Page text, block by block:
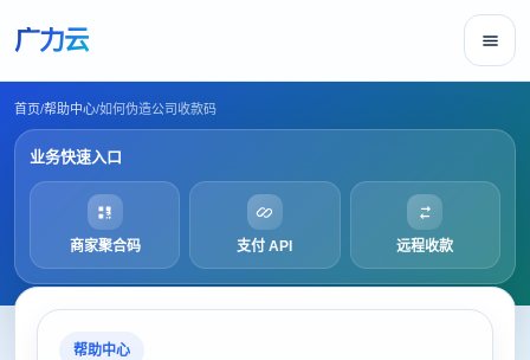
广力云
首页/帮助中心/如何伪造公司收款码
业务快速入口
商家聚合码 支付 API 远程收款
帮助中心